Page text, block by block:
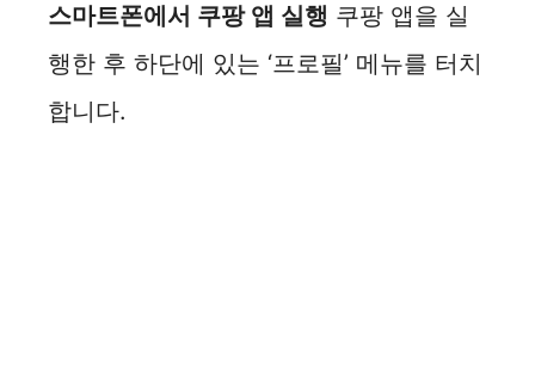
스마트폰에서 쿠팡 앱 실행 쿠팡 앱을 실
행한 후 하단에 있는 ‘프로필’ 메뉴를 터치
합니다.